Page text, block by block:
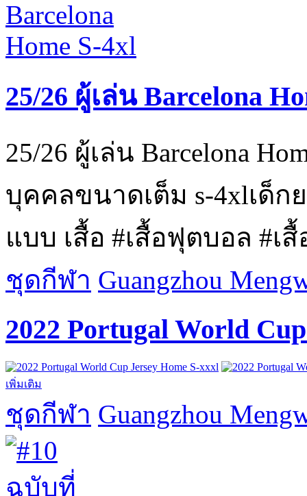
25/26 ผู้เล่น Barcelona
25/26 ผู้เล่น Barcelona
บุคคลขนาดเต็ม s-4xlเด็ก
แบบ เสื้อ #เสื้อฟุตบอล #เสื้
ชุดกีฬา Guangzhou
2022 Portugal World
เพิ่มเติม
ชุดกีฬา Guangzhou